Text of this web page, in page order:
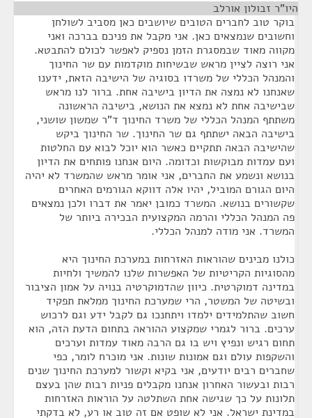
היו"ר זבולון אורלב
בוקר טוב לחברים הטובים שיושבים כאן מסביב לשולחן
וחשובים שנמצאים כאן. אני מקבל את פניכם בברכה ואני
מקווה מאוד שבמסגרת הזמן נספיק לאפשר לכולם להתבטא.
אני רוצה לציין מראש שבשיחות מוקדמות עם שר החינוך
והמנהל הכללי של משרדו בסוגיה של הישיבה הזאת, ידענו
שאנחנו לא נמצה את הדיון בישיבה אחת. ברור לנו מראש
שבישיבה אחת לא נמצא את הנושא, בישיבה הראשונה
משתתף המנהל הכללי של משרד החינוך ד"ר שמשון שושני,
בישיבה הבאה ישתתף גם שר החינוך. שר החינוך ביקש
שהישיבה הבאה תתקיים כאשר הוא יוכל לבוא עם החלטות
ועם עמדות מבוקשות וכדומה. היום אנחנו פותחים את הדיון
בנושא ונשמע את החברים, אני אומר מראש שהמשרד לא יהיה
היום הגורם המוביל, יהיו אלה דווקא הגורמים האחרים
שקשורים בנושא. המשרד כמובן יאמר את דברו ולכן נמצאים
פה המנהל הכללי והרמה המקצועית הבכירה ביותר של
המשרד. אני מודה למנהל הכללי.
כולנו מבינים שהוראות האזרחות במערכת החינוך היא
מהסוגיות הקריטיות של האפשרות שלנו להמשיך ולחיות
במדינה דמוקרטית. כיוון שהדמוקרטיה בנויה על אמון הציבור
ובשיטה של המשטר, הרי שמערכת החינוך ממלאת תפקיד
חשוב שהתלמידים ילמדו ויתחנכו גם לקבל ידע וגם לרכוש
ערכים. ברור לגמרי שמקצוע ההוראה בתחום הדעת הזה, הוא
תחום רגיש ונפיץ ויש בו גם הרבה מאוד עמדות וערכים
והשקפות עולם וגם אמונות שונות. אני מוכרח לומר, כפי
שחברים רבים יודעים, אני בקיא וקשור למערכת החינוך שנים
רבות ובעשור האחרון אנחנו מקבלים פניות רבות שהן בעצם
תלונות על כך שגישה אחת השתלטה על הוראות האזרחות
במדינת ישראל. אני לא שופט אם זה טוב או רע, לא בדקתי